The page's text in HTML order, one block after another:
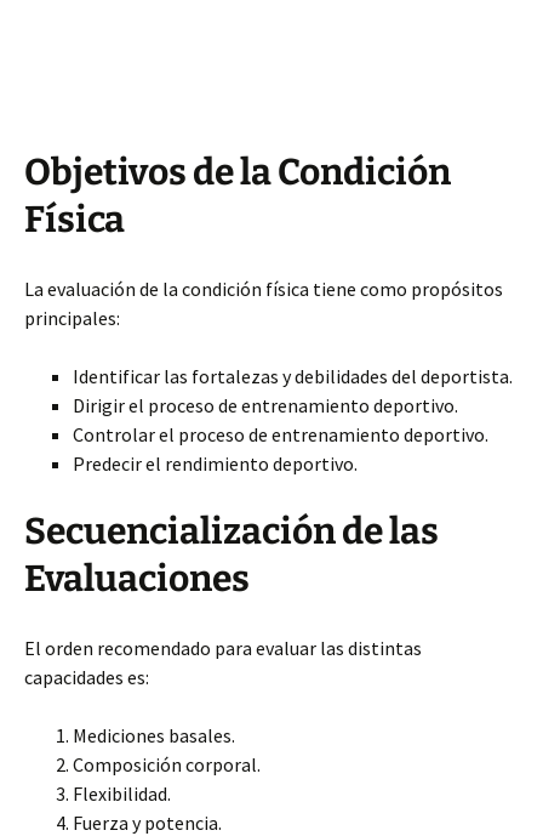
Objetivos de la Condición
Física
La evaluación de la condición física tiene como propósitos
principales:
Identificar las fortalezas y debilidades del deportista.
Dirigir el proceso de entrenamiento deportivo.
Controlar el proceso de entrenamiento deportivo.
Predecir el rendimiento deportivo.
Secuencialización de las
Evaluaciones
El orden recomendado para evaluar las distintas
capacidades es:
Mediciones basales.
Composición corporal.
Flexibilidad.
Fuerza y potencia.